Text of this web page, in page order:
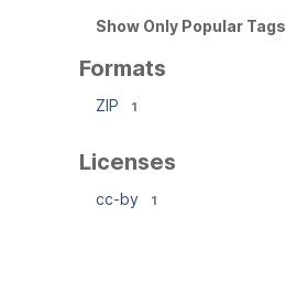
Show Only Popular Tags
Formats
ZIP 1
Licenses
cc-by 1